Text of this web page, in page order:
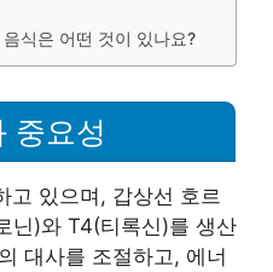
식은 어떤 것이 있나요?
중요성
고 있으며, 갑상선 호르
닌)와 T4(티록신)를 생산
대사를 조절하고, 에너